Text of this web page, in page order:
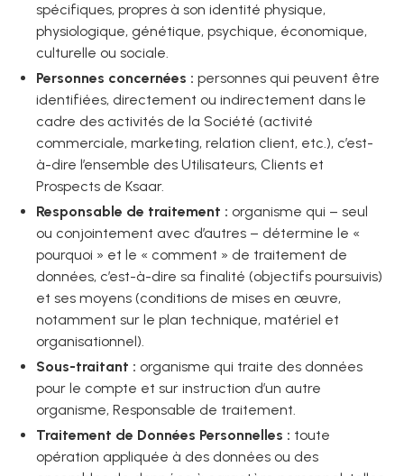
spécifiques, propres à son identité physique,
physiologique, génétique, psychique, économique,
culturelle ou sociale.
Personnes concernées : personnes qui peuvent être
identifiées, directement ou indirectement dans le
cadre des activités de la Société (activité
commerciale, marketing, relation client, etc.), c’est-
à-dire l’ensemble des Utilisateurs, Clients et
Prospects de Ksaar.
Responsable de traitement : organisme qui – seul
ou conjointement avec d’autres – détermine le «
pourquoi » et le « comment » de traitement de
données, c’est-à-dire sa finalité (objectifs poursuivis)
et ses moyens (conditions de mises en œuvre,
notamment sur le plan technique, matériel et
organisationnel).
Sous-traitant : organisme qui traite des données
pour le compte et sur instruction d’un autre
organisme, Responsable de traitement.
Traitement de Données Personnelles : toute
opération appliquée à des données ou des